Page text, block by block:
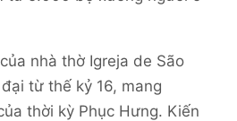
nhà thờ Igreja de São
từ thế kỷ 16, mang
thời kỳ Phục Hưng. Kiến